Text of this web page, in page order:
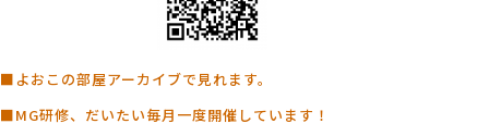
■よおこの部屋アーカイブで見れます。
■MG研修、だいたい毎月一度開催しています！